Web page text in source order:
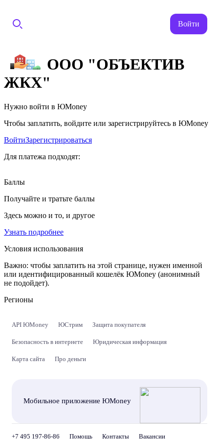
Войти
ООО "ОБЪЕКТИВ
ЖКХ"
Нужно войти в ЮMoney
Чтобы заплатить, войдите или зарегистрируйтесь в ЮMoney
ВойтиЗарегистрироваться
Для платежа подходят:
Баллы
Получайте и тратьте баллы
Здесь можно и то, и другое
Узнать подробнее
Условия использования
Важно: чтобы заплатить на этой странице, нужен именной
или идентифицированный кошелёк ЮMoney (анонимный
не подойдет).
Регионы
API ЮMoney ЮСтрим Защита покупателя
Безопасность в интернете Юридическая информация
Карта сайта Про деньги
Мобильное приложение ЮMoney
+7 495 197-86-86 Помощь Контакты Вакансии